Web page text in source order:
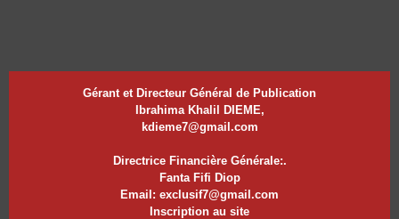
Gérant et Directeur Général de Publication
Ibrahima Khalil DIEME,
kdieme7@gmail.com
Directrice Financière Générale:.
Fanta Fifi Diop
Email: exclusif7@gmail.com
Inscription au site